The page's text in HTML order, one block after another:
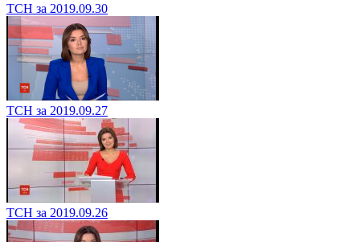
ТСН за 2019.09.30
ТСН за 2019.09.27
ТСН за 2019.09.26